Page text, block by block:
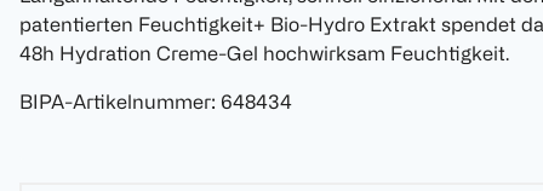
patentierten Feuchtigkeit+ Bio-Hydro Extrakt spendet
48h Hydration Creme-Gel hochwirksam Feuchtigkeit.
BIPA-Artikelnummer: 648434